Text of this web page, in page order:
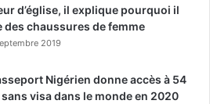
d’église, il explique pourquoi il
des chaussures de femme
2019
Nigérien donne accès à 54
visa dans le monde en 2020